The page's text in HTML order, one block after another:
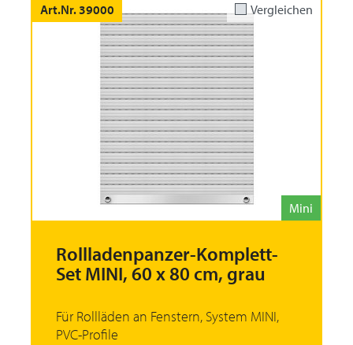
Art.Nr. 39000 Vergleichen
Mini
Rollladenpanzer-Komplett-
Set MINI, 60 x 80 cm, grau
Für Rollläden an Fenstern, System MINI,
PVC-Profile